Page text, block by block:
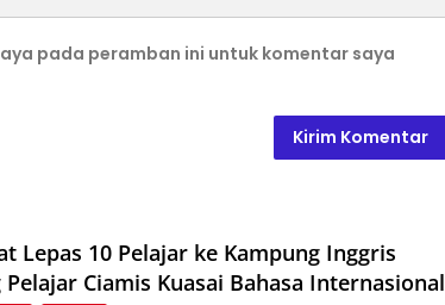
pada peramban ini untuk komentar saya
Lepas 10 Pelajar ke Kampung Inggris
Ciamis Kuasai Bahasa Internasional